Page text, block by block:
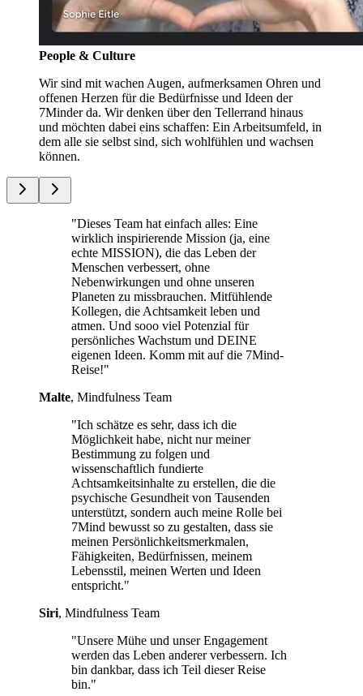
People & Culture
Wir sind mit wachen Augen, aufmerksamen Ohren und
offenen Herzen für die Bedürfnisse und Ideen der
7Minder da. Wir denken über den Tellerrand hinaus
und möchten dabei eins schaffen: Ein Arbeitsumfeld, in
dem alle sie selbst sind, sich wohlfühlen und wachsen
können.
"Dieses Team hat einfach alles: Eine
wirklich inspirierende Mission (ja, eine
echte MISSION), die das Leben der
Menschen verbessert, ohne
Nebenwirkungen und ohne unseren
Planeten zu missbrauchen. Mitfühlende
Kollegen, die Achtsamkeit leben und
atmen. Und sooo viel Potenzial für
persönliches Wachstum und DEINE
eigenen Ideen. Komm mit auf die 7Mind-
Reise!"
Malte, Mindfulness Team
"Ich schätze es sehr, dass ich die
Möglichkeit habe, nicht nur meiner
Bestimmung zu folgen und
wissenschaftlich fundierte
Achtsamkeitsinhalte zu erstellen, die die
psychische Gesundheit von Tausenden
unterstützt, sondern auch meine Rolle bei
7Mind bewusst so zu gestalten, dass sie
meinen Persönlichkeitsmerkmalen,
Fähigkeiten, Bedürfnissen, meinem
Lebensstil, meinen Werten und Ideen
entspricht."
Siri, Mindfulness Team
"Unsere Mühe und unser Engagement
werden das Leben anderer verbessern. Ich
bin dankbar, dass ich Teil dieser Reise
bin."